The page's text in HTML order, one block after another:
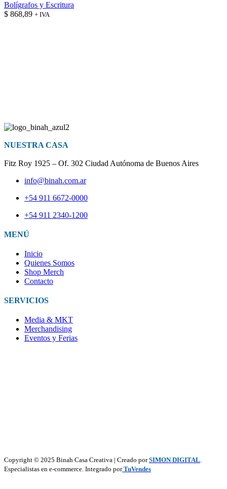
Bolígrafos y Escritura
$ 868,89 + IVA
NUESTRA CASA
Fitz Roy 1925 – Of. 302 Ciudad Autónoma de Buenos Aires
info@binah.com.ar
+54 911 6672-0000
+54 911 2340-1200
MENÚ
Inicio
Quienes Somos
Shop Merch
Contacto
SERVICIOS
Media & MKT
Merchandising
Eventos y Ferias
Copyright © 2025 Binah Casa Creativa | Creado porSIMON DIGITAL
Especialistas en e-commerce. Integrado porTuVendes